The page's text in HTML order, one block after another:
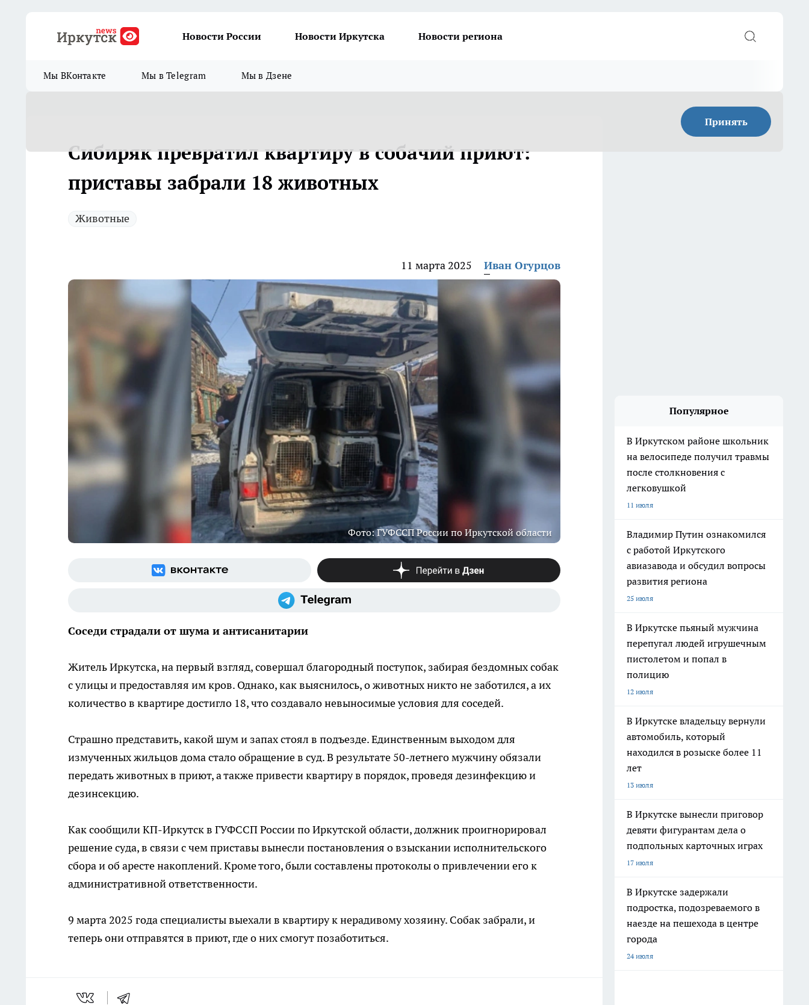
Новости России Новости Иркутска Новости региона
Мы ВКонтакте Мы в Telegram Мы в Дзене
Принять
Сибиряк превратил квартиру в собачий приют:
приставы забрали 18 животных
Животные
11 марта 2025 Иван Огурцов
Фото: ГУФССП России по Иркутской области
Соседи страдали от шума и антисанитарии
Житель Иркутска, на первый взгляд, совершал благородный поступок, забирая бездомных собак
с улицы и предоставляя им кров. Однако, как выяснилось, о животных никто не заботился, а их
количество в квартире достигло 18, что создавало невыносимые условия для соседей.
Страшно представить, какой шум и запах стоял в подъезде. Единственным выходом для
измученных жильцов дома стало обращение в суд. В результате 50-летнего мужчину обязали
передать животных в приют, а также привести квартиру в порядок, проведя дезинфекцию и
дезинсекцию.
Как сообщили КП-Иркутск в ГУФССП России по Иркутской области, должник проигнорировал
решение суда, в связи с чем приставы вынесли постановления о взыскании исполнительского
сбора и об аресте накоплений. Кроме того, были составлены протоколы о привлечении его к
административной ответственности.
9 марта 2025 года специалисты выехали в квартиру к нерадивому хозяину. Собак забрали, и
теперь они отправятся в приют, где о них смогут позаботиться.
Популярное
В Иркутском районе школьник
на велосипеде получил травмы
после столкновения с
легковушкой
11 июля
Владимир Путин ознакомился
с работой Иркутского
авиазавода и обсудил вопросы
развития региона
25 июля
В Иркутске пьяный мужчина
перепугал людей игрушечным
пистолетом и попал в
полицию
12 июля
В Иркутске владельцу вернули
автомобиль, который
находился в розыске более 11
лет
13 июля
В Иркутске вынесли приговор
девяти фигурантам дела о
подпольных карточных играх
17 июля
В Иркутске задержали
подростка, подозреваемого в
наезде на пешехода в центре
города
24 июля